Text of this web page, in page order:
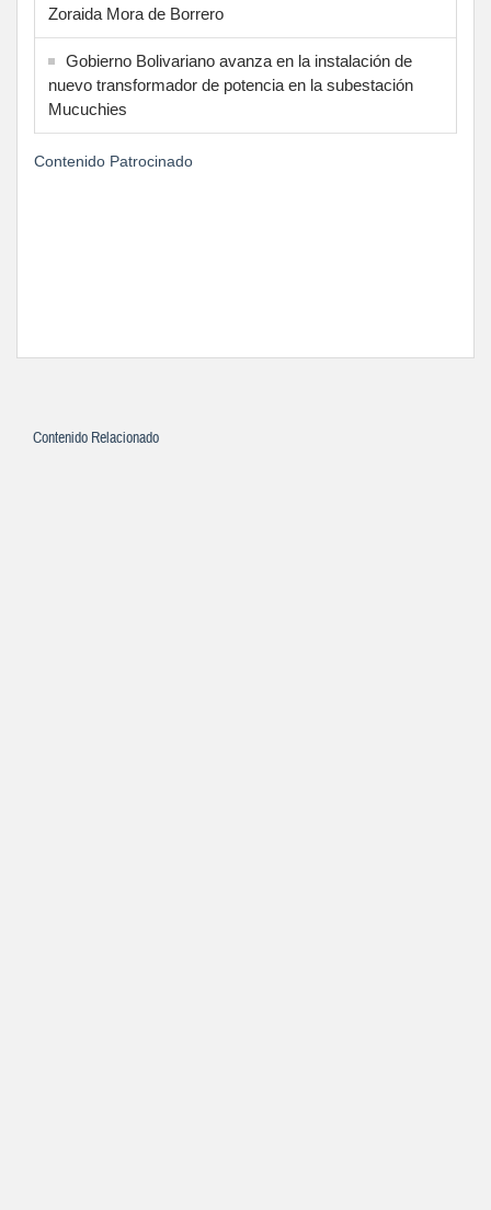
Zoraida Mora de Borrero
Gobierno Bolivariano avanza en la instalación de
nuevo transformador de potencia en la subestación
Mucuchies
Contenido Patrocinado
Contenido Relacionado